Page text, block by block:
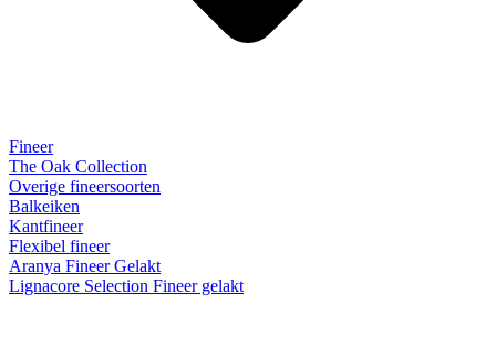
Fineer
The Oak Collection
Overige fineersoorten
Balkeiken
Kantfineer
Flexibel fineer
Aranya Fineer Gelakt
Lignacore Selection Fineer gelakt